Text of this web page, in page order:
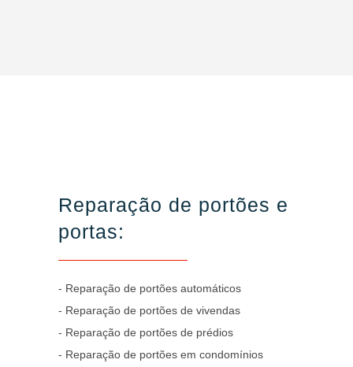
Reparação de portões e
portas:
- Reparação de portões automáticos
- Reparação de portões de vivendas
- Reparação de portões de prédios
- Reparação de portões em condomínios